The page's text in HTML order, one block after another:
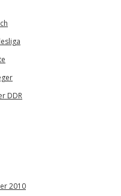
DDR
2010